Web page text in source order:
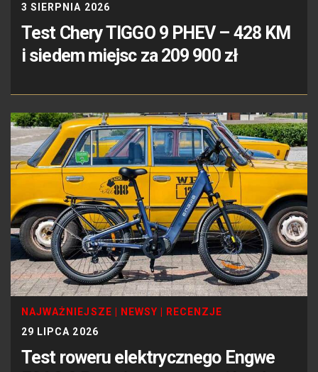
3 SIERPNIA 2026
Test Chery TIGGO 9 PHEV – 428 KM
i siedem miejsc za 209 900 zł
NAJWAŻNIEJSZE NEWSY
RECENZJE
29 LIPCA 2026
Test roweru elektrycznego Engwe